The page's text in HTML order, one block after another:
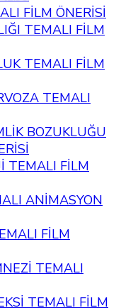
FİLM ÖNERİSİ
TEMALI FİLM
TEMALI FİLM
TEMALI
BOZUKLUĞU
TEMALI FİLM
ANİMASYON
FİLM
TEMALI
TEMALI FİLM